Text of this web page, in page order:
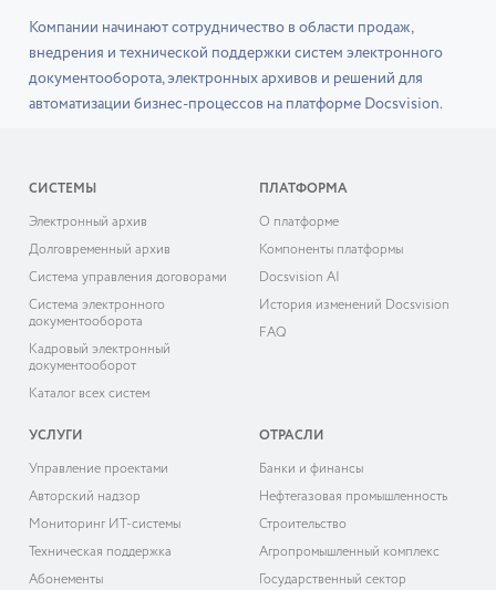
Компании начинают сотрудничество в области продаж,
внедрения и технической поддержки систем электронного
документооборота, электронных архивов и решений для
автоматизации бизнес-процессов на платформе Docsvision.
СИСТЕМЫ
Электронный архив
Долговременный архив
Система управления договорами
Система электронного
документооборота
Кадровый электронный
документооборот
Каталог всех систем
ПЛАТФОРМА
О платформе
Компоненты платформы
Docsvision AI
История изменений Docsvision
FAQ
УСЛУГИ
Управление проектами
Авторский надзор
Мониторинг ИТ-системы
Техническая поддержка
Абонементы
ОТРАСЛИ
Банки и финансы
Нефтегазовая промышленность
Строительство
Агропромышленный комплекс
Государственный сектор